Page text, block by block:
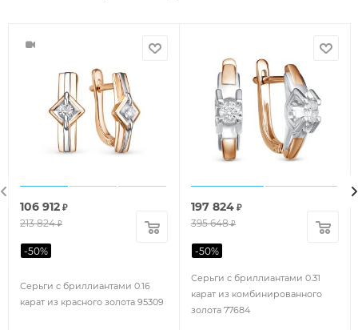
Серьги с бриллиантами 0.16
карат из красного золота 95309
106 912 ₽
213 824₽
-50%
Серьги с бриллиантами 0.31
карат из комбинированного
золота 77684
197 824 ₽
395 648₽
-50%